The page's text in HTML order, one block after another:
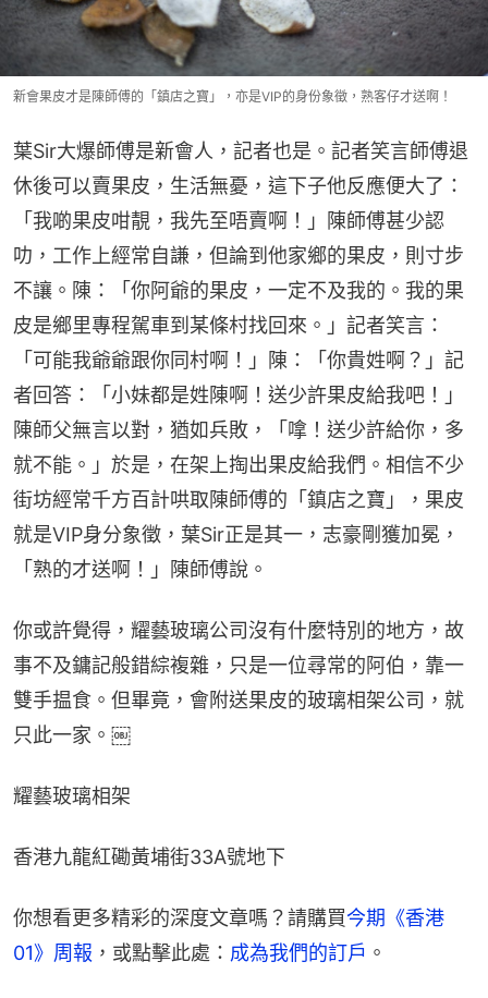
新會果皮才是陳師傅的「鎮店之寶」，亦是VIP的身份象徵，熟客仔才送啊！
葉Sir大爆師傅是新會人，記者也是。記者笑言師傅退
休後可以賣果皮，生活無憂，這下子他反應便大了：
「我啲果皮咁靚，我先至唔賣啊！」陳師傅甚少認
叻，工作上經常自謙，但論到他家鄉的果皮，則寸步
不讓。陳：「你阿爺的果皮，一定不及我的。我的果
皮是鄉里專程駕車到某條村找回來。」記者笑言：
「可能我爺爺跟你同村啊！」陳：「你貴姓啊？」記
者回答：「小妹都是姓陳啊！送少許果皮給我吧！」
陳師父無言以對，猶如兵敗，「嗱！送少許給你，多
就不能。」於是，在架上掏出果皮給我們。相信不少
街坊經常千方百計哄取陳師傅的「鎮店之寶」，果皮
就是VIP身分象徵，葉Sir正是其一，志豪剛獲加冕，
「熟的才送啊！」陳師傅說。
你或許覺得，耀藝玻璃公司沒有什麼特別的地方，故
事不及鏞記般錯綜複雜，只是一位尋常的阿伯，靠一
雙手揾食。但畢竟，會附送果皮的玻璃相架公司，就
只此一家。￼
耀藝玻璃相架
香港九龍紅磡黃埔街33A號地下
你想看更多精彩的深度文章嗎？請購買今期《香港
01》周報 ，或點擊此處： 成為我們的訂戶 。